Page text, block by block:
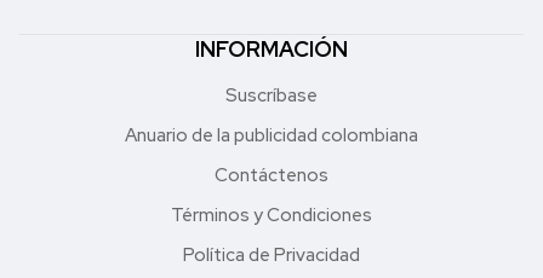
INFORMACIÓN
Suscríbase
Anuario de la publicidad colombiana
Contáctenos
Términos y Condiciones
Política de Privacidad